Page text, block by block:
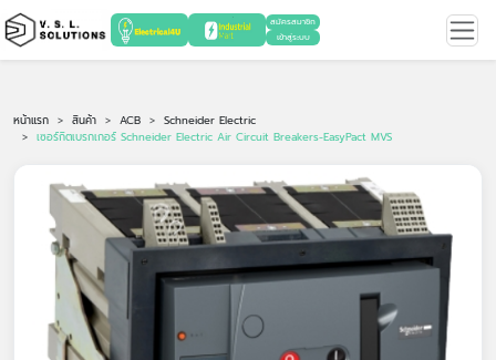
สมัครสมาชิก
เข้าสู่ระบบ
หน้าแรก สินค้า ACB
Schneider Electric
เซอร์กิตเบรกเกอร์ Schneider Electric Air Circuit Breakers-EasyPact MVS